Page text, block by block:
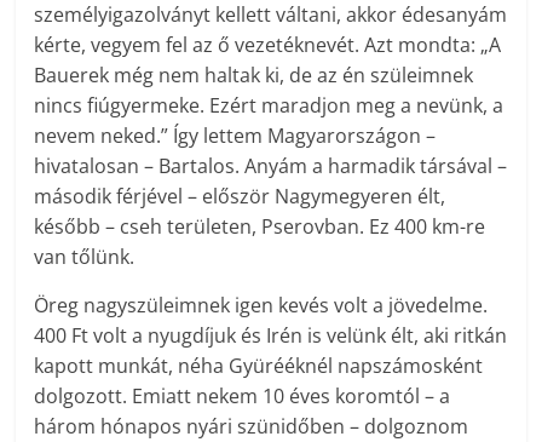
személyigazolványt kellett váltani, akkor édesanyám
kérte, vegyem fel az ő vezetéknevét. Azt mondta: „A
Bauerek még nem haltak ki, de az én szüleimnek
nincs fiúgyermeke. Ezért maradjon meg a nevünk, a
nevem neked.” Így lettem Magyarországon –
hivatalosan – Bartalos. Anyám a harmadik társával –
második férjével – először Nagymegyeren élt,
később – cseh területen, Pserovban. Ez 400 km-re
van tőlünk.
Öreg nagyszüleimnek igen kevés volt a jövedelme.
400 Ft volt a nyugdíjuk és Irén is velünk élt, aki ritkán
kapott munkát, néha Gyürééknél napszámosként
dolgozott. Emiatt nekem 10 éves koromtól – a
három hónapos nyári szünidőben – dolgoznom